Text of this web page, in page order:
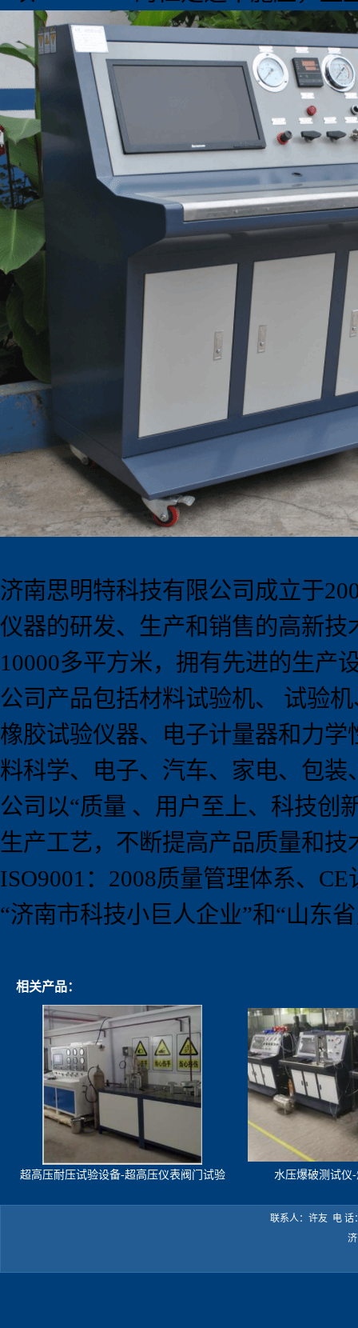
济南思明特科技有限公司成立于
仪器的研发、生产和销售的高新
10000多平方米，拥有先进的生产
公司产品包括材料试验机、 试验
橡胶试验仪器、电子计量器和力
料科学、电子、汽车、家电、包
公司以“质量 、用户至上、科技创
生产工艺，不断提高产品质量和
ISO9001 ： 2008质量管理体系、 CE
“济南市科技小巨人企业”和“山东
相关产品：
超高压耐压试验设备-超高压仪表阀门试验
水压爆破测试仪
联系人：许友 电 话